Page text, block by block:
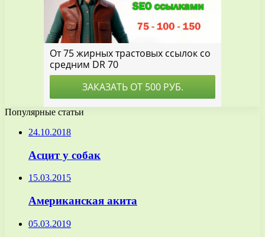
Популярные статьи
24.10.2018
Асцит у собак
15.03.2015
Американская акита
05.03.2019